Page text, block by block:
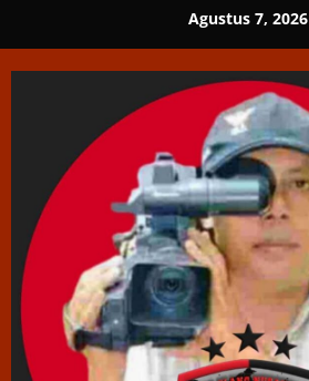
to
content
Agustus 7, 2026